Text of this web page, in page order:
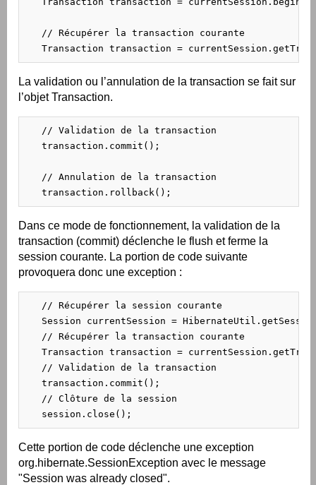
   // Récupérer la transaction courante
Transaction transaction =
La validation ou l’annulation de la transaction se fait sur
l’objet Transaction.
   // Validation de la transaction
   transaction.commit();
   // Annulation de la transaction
   transaction.rollback();
Dans ce mode de fonctionnement, la validation de la
transaction (commit) déclenche le flush et ferme la
session courante. La portion de code suivante
provoquera donc une exception :
   // Récupérer la session courante
Session currentSession =
   // Récupérer la transaction courante
Transaction transaction =
   // Validation de la transaction
   transaction.commit();
   // Clôture de la session
   session.close();
Cette portion de code déclenche une exception
org.hibernate.SessionException avec le message
"Session was already closed".